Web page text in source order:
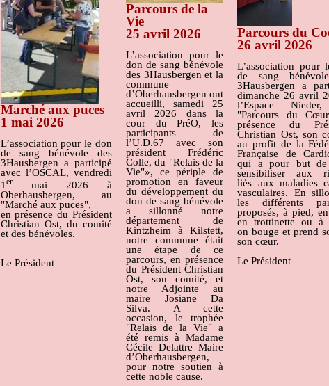
Parcours de la
Vie
25 avril 2026
L’association pour le
don de sang bénévole
des 3Hausbergen et la
commune
d’Oberhausbergen ont
accueilli, samedi 25
avril 2026 dans la
cour du PréO, les
participants de
l’U.D.67 avec son
président Frédéric
Colle, du "Relais de la
Vie"», ce périple de
promotion en faveur
du développement du
don de sang bénévole
a sillonné notre
département de
Kintzheim à Kilstett,
notre commune était
une étape de ce
parcours, en présence
du Président Christian
Ost, son comité, et
notre Adjointe au
maire Josiane Da
Silva. A cette
occasion, le trophée
"Relais de la Vie" a
été remis à Madame
Cécile Delattre Maire
d’Oberhausbergen,
pour notre soutien à
cette noble cause.
Marché aux puces
1 mai 2026
L’association pour le don
de sang bénévole des
3Hausbergen a participé
avec l’OSCAL, vendredi
1 ermai 2026 à
Oberhausbergen, au
"Marché aux puces",
en présence du Président
Christian Ost, du comité
et des bénévoles.
Le Président
Parcours du
26 avril 2026
L’association pour
de sang
3Hausbergen a
dimanche 26 avril
l’Espace
"Parcours du
présence du
Christian Ost, son
au profit de la
Française de
qui a pour but de
sensibiliseraux
liés aux maladies
vasculaires. En
les différents
proposés, à pied,
en trottinette ou à
on bouge et prend
son cœur.
Le Président